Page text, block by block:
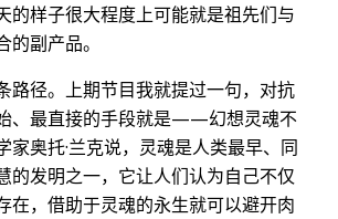
的样子很大程度上可能就是祖先们与
副产品。
路径。上期节目我就提过一句，对抗
、最直接的手段就是——幻想灵魂不
家奥托·兰克说，灵魂是人类最早、同
的发明之一，它让人们认为自己不仅
在，借助于灵魂的永生就可以避开肉